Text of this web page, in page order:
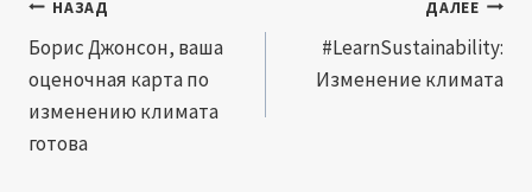
Навигация
по
записям
НАЗАД
Борис Джонсон, ваша
оценочная карта по
изменению климата
готова
ДАЛЕЕ
#LearnSustainability:
Изменение климата